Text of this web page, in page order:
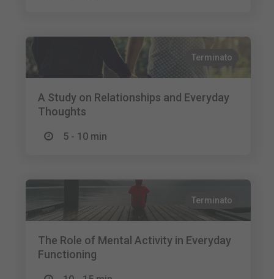
Terminato
A Study on Relationships and Everyday
Thoughts
5 - 10 min
Terminato
The Role of Mental Activity in Everyday
Functioning